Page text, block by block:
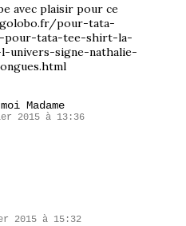
avec plaisir pour ce
pour-tata-
pour-tata-tee-shirt-la-
univers-signe-nathalie-
Madame
2015 à 13:36
2015 à 15:32